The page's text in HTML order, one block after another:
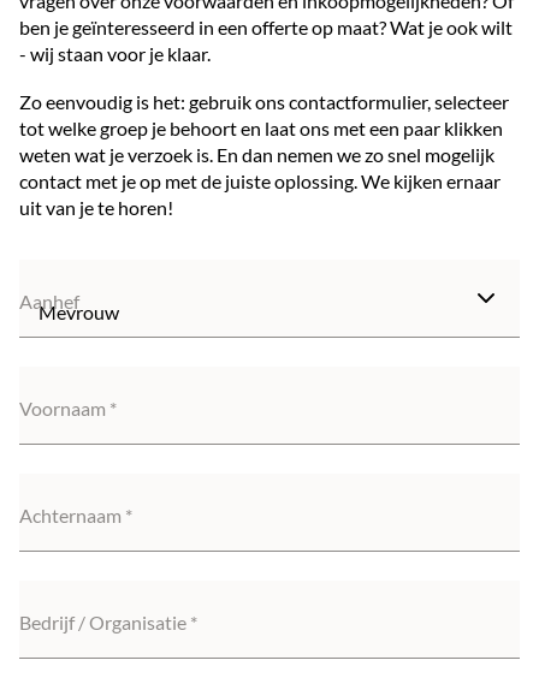
ben je geïnteresseerd in een offerte op maat? Wat je ook wilt
- wij staan voor je klaar.
Zo eenvoudig is het: gebruik ons contactformulier, selecteer
tot welke groep je behoort en laat ons met een paar klikken
weten wat je verzoek is. En dan nemen we zo snel mogelijk
contact met je op met de juiste oplossing. We kijken ernaar
uit van je te horen!
Aanhef
Voornaam
Achternaam
Bedrijf / Organisatie